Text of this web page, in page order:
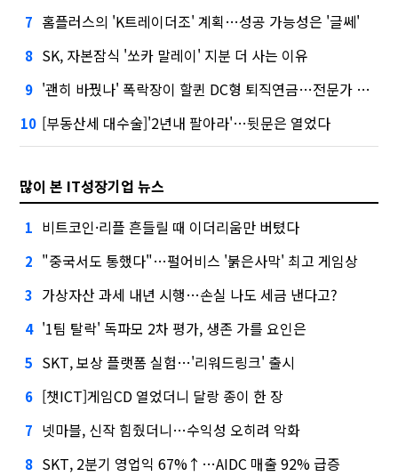
7 홈플러스의 'K트레이더조' 계획…성공 가능성은 '글쎄'
8 SK, 자본잠식 '쏘카 말레이' 지분 더 사는 이유
9 '괜히 바꿨나' 폭락장이 할퀸 DC형 퇴직연금…전문가 조언은
10 [부동산세 대수술]'2년내 팔아라'…뒷문은 열었다
많이 본 IT성장기업 뉴스
1 비트코인·리플 흔들릴 때 이더리움만 버텼다
2 "중국서도 통했다"…펄어비스 '붉은사막' 최고 게임상
3 가상자산 과세 내년 시행…손실 나도 세금 낸다고?
4 '1팀 탈락' 독파모 2차 평가, 생존 가를 요인은
5 SKT, 보상 플랫폼 실험…'리워드링크' 출시
6 [챗ICT]게임CD 열었더니 달랑 종이 한 장
7 넷마블, 신작 힘줬더니…수익성 오히려 악화
8 SKT, 2분기 영업익 67%↑…AIDC 매출 92% 급증